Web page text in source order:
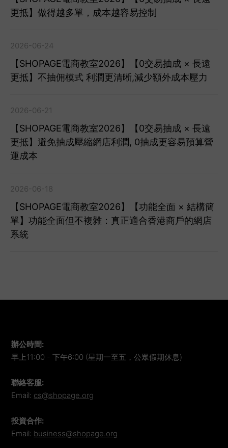
更抵】做得越多單，成本越容易控制
2026-06-24
【SHOPAGE電商教室2026】【0交易抽成 × 長遠
更抵】不抽佣模式 利潤更清晰,減少額外成本壓力
2026-06-21
【SHOPAGE電商教室2026】【0交易抽成 × 長遠
更抵】避免抽成壓縮網店利潤, 0抽成更容易預算營
運成本
2026-06-18
【SHOPAGE電商教室2026】【功能全面 × 結構簡
單】功能全面但不複雜：真正適合香港商戶的網店
系統
辦公時間:
早上11:00 - 下午6:00 (星期一至五，公眾假期休息)
聯絡客服:
Email: cs@shopage.org
投資合作:
Email: business@shopage.org